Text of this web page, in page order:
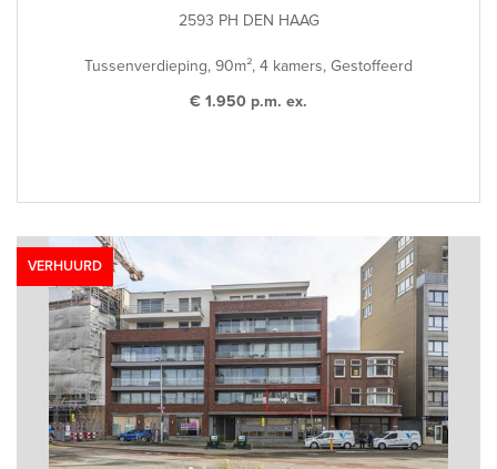
2593 PH DEN HAAG
Tussenverdieping, 90m², 4 kamers, Gestoffeerd
€ 1.950 p.m. ex.
VERHUURD